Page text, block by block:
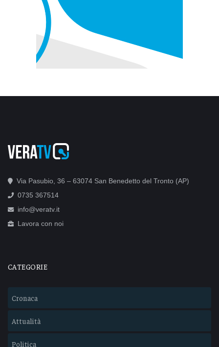
Via Pasubio, 36 – 63074 San Benedetto del Tronto (AP)
0735 367514
info@veratv.it
Lavora con noi
CATEGORIE
Cronaca
Attualità
Politica